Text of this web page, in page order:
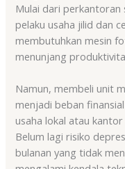
Mulai dari perkantoran
pelaku usaha jilid dan
membutuhkan mesin
menunjang
Namun, membeli unit
menjadi beban
usaha lokal atau
Belum lagi risiko
bulanan yang tidak